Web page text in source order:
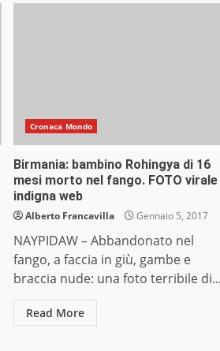
Cronaca Mondo
Birmania: bambino Rohingya di 16
mesi morto nel fango. FOTO virale
indigna web
Alberto Francavilla Gennaio 5, 2017
NAYPIDAW – Abbandonato nel
fango, a faccia in giù, gambe e
braccia nude: una foto terribile
Read More